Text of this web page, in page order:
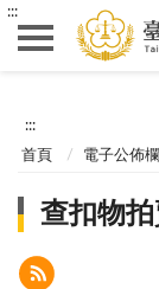
:::
:::
首頁 電子公佈欄
查扣物